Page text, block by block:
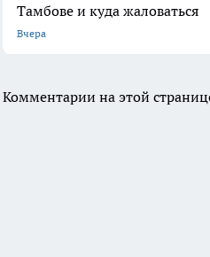
Тамбове и куда жаловаться
Вчера
Комментарии на этой